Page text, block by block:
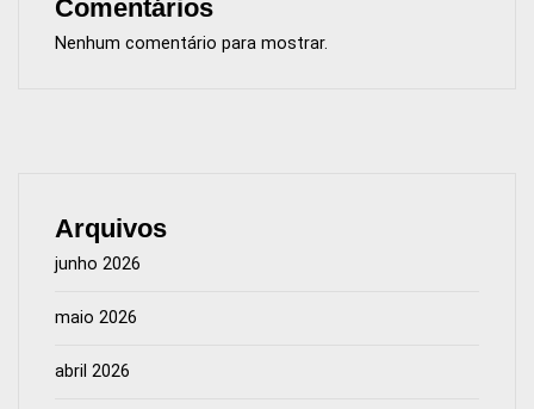
Comentários
Nenhum comentário para mostrar.
Arquivos
junho 2026
maio 2026
abril 2026